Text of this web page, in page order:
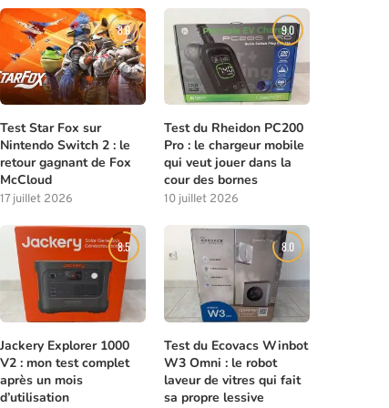
8.0
Test Star Fox sur
Nintendo Switch 2 : le
retour gagnant de Fox
McCloud
17 juillet 2026
9.0
Test du Rheidon PC200
Pro : le chargeur mobile
qui veut jouer dans la
cour des bornes
10 juillet 2026
8.5
Jackery Explorer 1000
V2 : mon test complet
après un mois
d’utilisation
8.0
Test du Ecovacs Winbot
W3 Omni : le robot
laveur de vitres qui fait
sa propre lessive